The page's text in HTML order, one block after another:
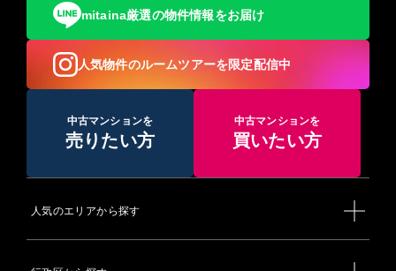
mitaina厳選の物件情報をお届け
人気物件のルームツアーを限定配信中
中古マンションを
売りたい方
中古マンションを
買いたい方
人気のエリアから探す